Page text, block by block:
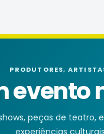
PRODUTORES,
evento
peças de teatro,
experiências